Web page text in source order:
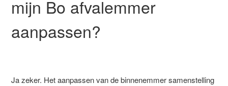
mijn Bo afvalemmer
aanpassen?
Ja zeker. Het aanpassen van de binnenemmer samenstelling